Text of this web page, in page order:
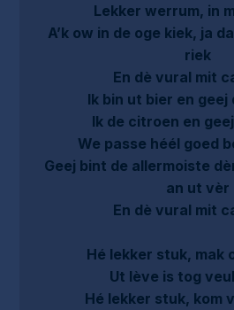
Lekker werrum, in
A’k ow in de oge kiek, ja
riek
En dè vural mit
Ik bin ut bier en geej
Ik de citroen en
We passe héél goed
Geej bint de allermoiste
an ut vèr
En dè vural mit
Hé lekker stuk, mak
Ut lève is tog
Hé lekker stuk, kom